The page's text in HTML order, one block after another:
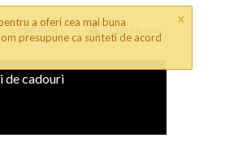
×
a oferi cea mai buna
presupune ca sunteti de acord
Cosul meu Contul meu
de cadouri